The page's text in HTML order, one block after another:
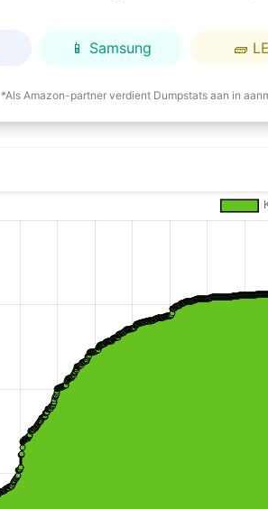
📱 Samsung 🧱
*Als Amazon-partner verdient Dumpstats aan in